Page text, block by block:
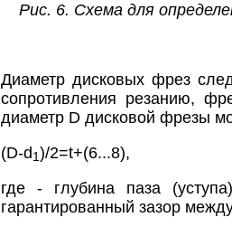
Рис. 6. Схема для
Диаметр дисковых фрез
сопротивления резанию,
диаметр D дисковой фрезы
(D-d 1)/2=t+(6...8),
где - глубина паза
гарантированный зазор